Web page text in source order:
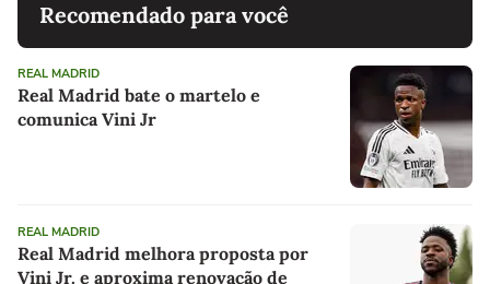
Recomendado para você
REAL MADRID
Real Madrid bate o martelo e
comunica Vini Jr
REAL MADRID
Real Madrid melhora proposta por
Vini Jr. e aproxima renovação de